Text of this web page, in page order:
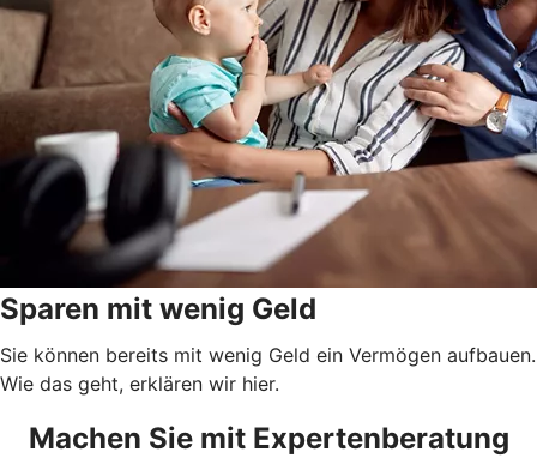
Sparen mit wenig Geld
Sie können bereits mit wenig Geld ein Vermögen aufbauen.
Wie das geht, erklären wir hier.
Machen Sie mit Expertenberatung